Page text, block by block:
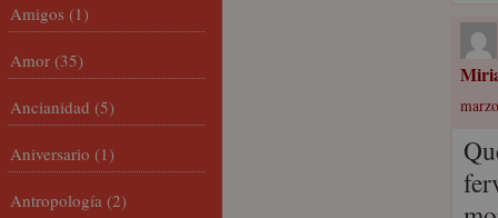
Amigos (1)
Amor (35)
Ancianidad (5)
Aniversario (1)
Antropología (2)